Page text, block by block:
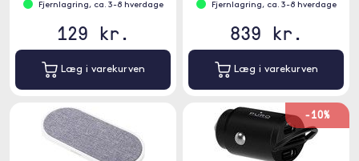
Fjernlagring, ca. 3-8 hverdage
129 kr.
Læg i varekurven
Fjernlagring, ca. 3-8 hverdage
839 kr.
Læg i varekurven
-10%